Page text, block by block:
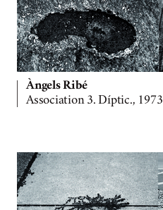
Àngels Ribé
Association 3. Díptic., 1973